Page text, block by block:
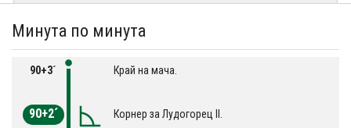
Минута по минута
90+3´ Край на мача.
90+2´ Корнер за Лудогорец II.